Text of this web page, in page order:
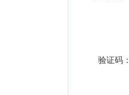
验证码：